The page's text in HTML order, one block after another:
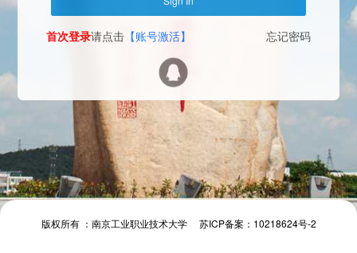
首次登录请点击 【账号激活】 忘记密码
Send verification code
The camera will be turned on soon. Please pay attention to your privacy
微信扫一扫
首次登录请点击【账号激活】 忘记密码
版权所有 ：南京工业职业技术大学 苏ICP备案：10218624号-2